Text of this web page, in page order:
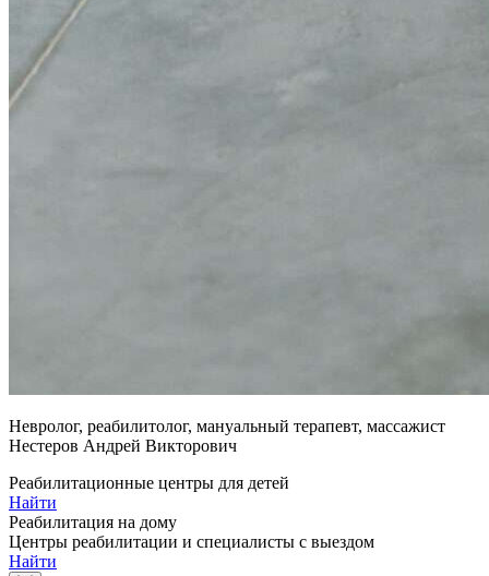
Невролог, реабилитолог, мануальный терапевт, массажист
Нестеров Андрей Викторович
Реабилитационные центры для детей
Найти
Реабилитация на дому
Центры реабилитации и специалисты с выездом
Найти